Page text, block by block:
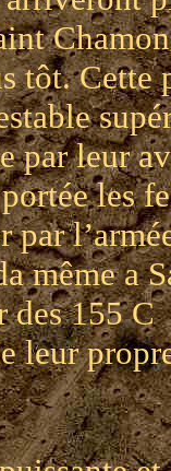
tôt. Cette
par leur
les
par
même a
des 155 C
leur